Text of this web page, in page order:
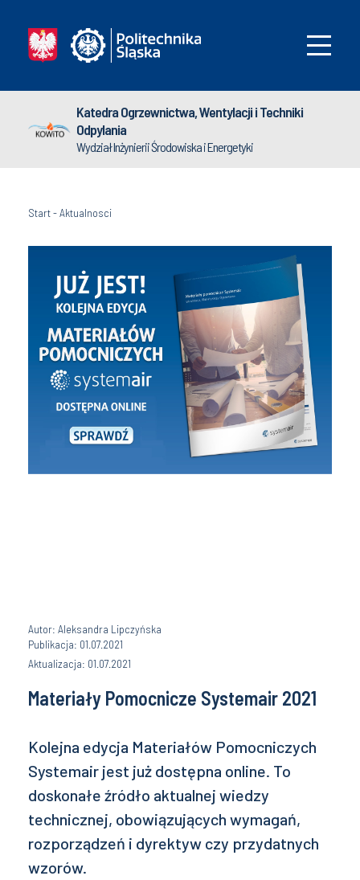
Katedra Ogrzewnictwa, Wentylacji i Techniki
Odpylania
Wydział Inżynierii Środowiska i Energetyki
Start-Aktualnosci
Autor: Aleksandra Lipczyńska
Publikacja: 01.07.2021
Aktualizacja: 01.07.2021
Materiały Pomocnicze Systemair 2021
Kolejna edycja Materiałów Pomocniczych
Systemair jest już dostępna online. To
doskonałe źródło aktualnej wiedzy
technicznej, obowiązujących wymagań,
rozporządzeń i dyrektyw czy przydatnych
wzorów.